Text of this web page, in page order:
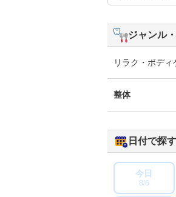
ジャンル
リラク・ボディ
整体
日付で探す
今日
8/6